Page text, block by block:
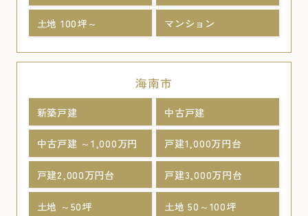
土地 100坪～ マンション
海南市
新築戸建 中古戸建
中古戸建 ～1,000万円 戸建1,000万円台
戸建2,000万円台 戸建3,000万円台
土地 ～50坪 土地 50～100坪